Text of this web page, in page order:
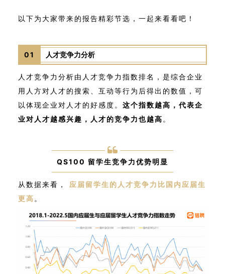
以下为大家带来的报告精彩节选，一起来看看吧！
01 人才竞争力分析
人才竞争力分析由人才竞争力指数排名，是综合企业
用人方对人才的搜索、互动等行为后得出的数值，可
以体现企业对人才的好感度。 这个指数越高，代表企
业对人才越感兴趣，人才的竞争力也越高 。
QS100 留学生竞争力优势明显
从数据来看， 应届留学生的人才竞争力比国内应届生
更高 。